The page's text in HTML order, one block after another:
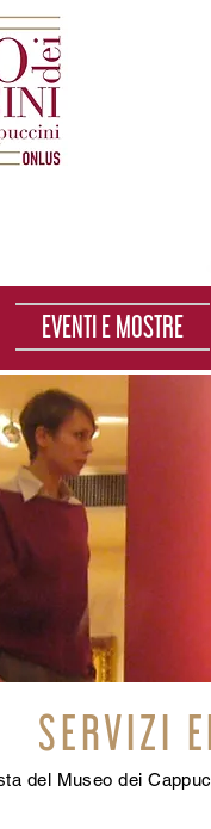
EVENTI E MOSTRE
SERVIZI
del Museo dei